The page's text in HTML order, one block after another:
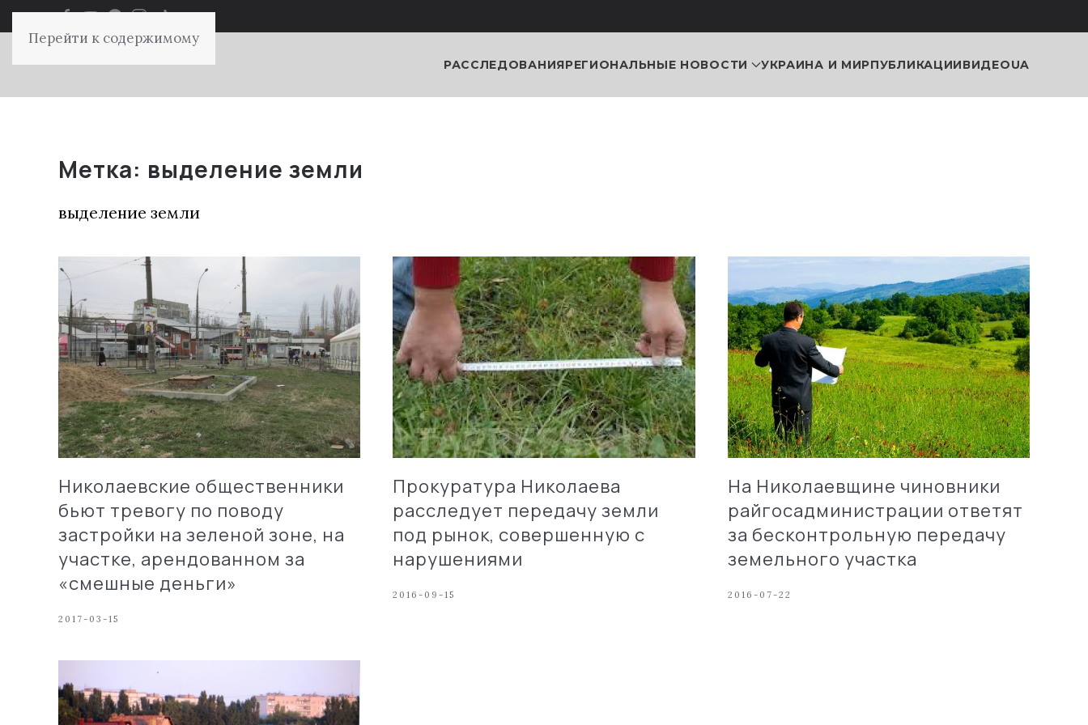
Перейти к содержимому
РАССЛЕДОВАНИЯРЕГИОНАЛЬНЫЕ НОВОСТИ УКРАИНА И МИРПУБЛИКАЦИИВИДЕОUA
Метка: выделение земли
выделение земли
Николаевские общественники
бьют тревогу по поводу
застройки на зеленой зоне, на
участке, арендованном за
«смешные деньги»
2017-03-15
Прокуратура Николаева
расследует передачу земли
под рынок, совершенную с
нарушениями
2016-09-15
На Николаевщине чиновники
райгосадминистрации ответят
за бесконтрольную передачу
земельного участка
2016-07-22